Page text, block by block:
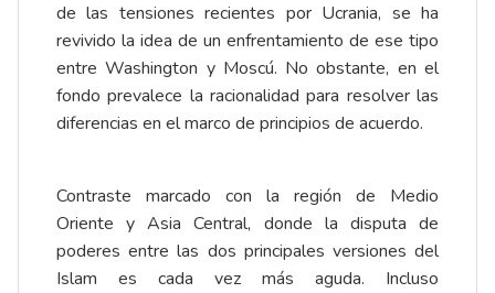
de las tensiones recientes por Ucrania, se ha
revivido la idea de un enfrentamiento de ese tipo
entre Washington y Moscú. No obstante, en el
fondo prevalece la racionalidad para resolver las
diferencias en el marco de principios de acuerdo.
Contraste marcado con la región de Medio
Oriente y Asia Central, donde la disputa de
poderes entre las dos principales versiones del
Islam es cada vez más aguda. Incluso